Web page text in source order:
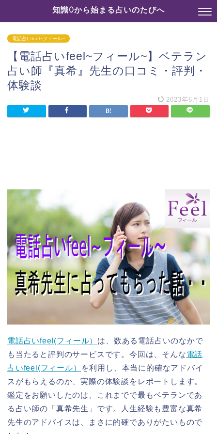
知識0から始まる占いのたびへ
電話占いfeel~フィール~
【電話占いfeel~フィール~】ベテラン
占い師『真希』先生の口コミ・評判・
体験談
2023年6月1日
電話占いfeel(フィール） は、数ある電話占いのなかで
も当たると評判のサービスです。今回は、そんな電話
占いfeel(フィール）
を利用し、本当に的確なアドバイ
スがもらえるのか、実際の体験談をレポートします。
鑑定をお願いしたのは、これまでで最もベテランであ
る占い師の「真希先生」です。人生経験も豊富な真希
先生のアドバイスは、まさに的確でありがたいもので